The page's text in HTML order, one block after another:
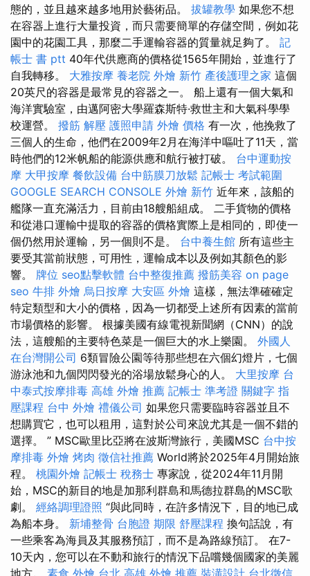
態的，並且越來越多地用於藝術品。 拔罐教學 如果您不想
在容器上進行大量投資，而只需要簡單的存儲空間，例如花
園中的花園工具，那麼二手運輸容器的質量就足夠了。 記
帳士 書 ptt 40年代供應商的價格從1565年開始，並進行了
自我轉移。 大雅按摩 養老院 外燴 新竹 產後護理之家 這個
20英尺的容器是最常見的容器之一。 船上還有一個大氣和
海洋實驗室，由邁阿密大學羅森斯特·救世主和大氣科學學
校運營。 撥筋 解壓 護照申請 外燴 價格 有一次，他挽救了
三個人的生命，他們在2009年2月在海洋中嘔吐了11天，當
時他們的12米帆船的能源供應和航行被打破。 台中運動按
摩 大甲按摩 餐飲設備 台中筋膜刀放鬆 記帳士 考試範圍
GOOGLE SEARCH CONSOLE 外燴 新竹 近年來，該船的
艦隊一直充滿活力，目前由18艘船組成。 二手貨物的價格
和從港口運輸中提取的容器的價格實際上是相同的，即使一
個仍然用於運輸，另一個則不是。 台中養生館 所有這些主
要受其當前狀態，可用性，運輸成本以及例如其顏色的影
響。 牌位 seo點擊軟體 台中整復推薦 撥筋美容 on page
seo 牛排 外燴 烏日按摩 大安區 外燴 這樣，無法準確確定
特定類型和大小的價格，因為一切都受上述所有因素的當前
市場價格的影響。 根據美國有線電視新聞網（CNN）的說
法，這艘船的主要特色菜是一個巨大的水上樂園。 外國人
在台灣開公司 6類冒險公園等待那些想在六個幻燈片，七個
游泳池和九個閃閃發光的浴場放鬆身心的人。 大里按摩 台
中泰式按摩排毒 高雄 外燴 推薦 記帳士 準考證 關鍵字 指
壓課程 台中 外燴 禮儀公司 如果您只需要臨時容器並且不
想購買它，也可以租用，這對於公司來說尤其是一個不錯的
選擇。 ” MSC歐里比亞將在波斯灣旅行，美國MSC 台中按
摩排毒 外燴 烤肉 徵信社推薦 World將於2025年4月開始旅
程。 桃園外燴 記帳士 稅務士 專家說，從2024年11月開
始，MSC的新目的地是加那利群島和馬德拉群島的MSC歌
劇。 經絡調理證照 “與此同時，在許多情況下，目的地已成
為船本身。 新埔整骨 台胞證 期限 舒壓課程 換句話說，有
一些乘客為海員及其服務預訂，而不是為路線預訂。 在7-
10天內，您可以在不動和旅行的情況下品嚐幾個國家的美麗
地方。 素食 外燴 台北 高雄 外燴 推薦 裝潢設計 台北徵信